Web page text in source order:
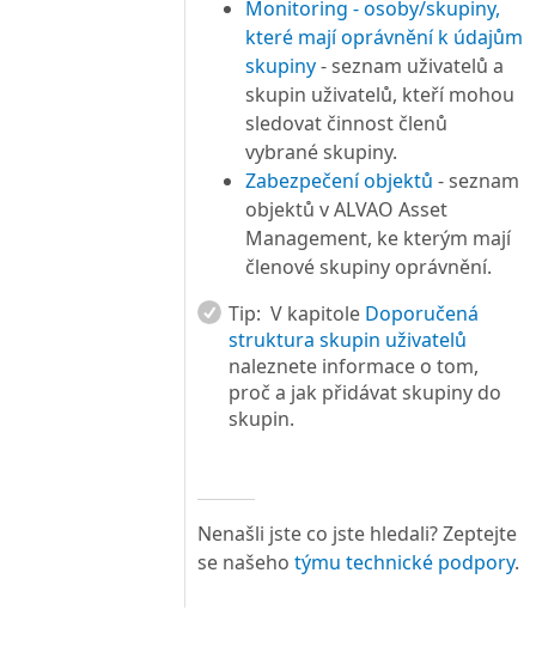
Monitoring - osoby/skupiny,
které mají oprávnění k údajům
skupiny- seznam uživatelů a
skupin uživatelů, kteří mohou
sledovat činnost členů
vybrané skupiny.
Zabezpečení objektů - seznam
objektů v ALVAO Asset
Management, ke kterým mají
členové skupiny oprávnění.
Tip: V kapitole Doporučená
struktura skupin uživatelů
naleznete informace o tom,
proč a jak přidávat skupiny do
skupin.
Nenašli jste co jste hledali? Zeptejte
se našeho týmu technické podpory.